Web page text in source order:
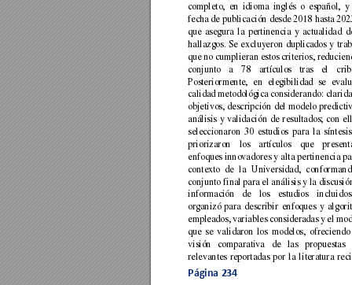
Página 234
completo,
en idioma inglés o español, y
fecha de publicación desde 2018 hasta
que asegura la pertinencia y actualidad
hallazgos. Se excluyeron duplicados y tr
que no cumplieran estos criterios,
conjunto
a 78 artículos tras el
Posteriormente,
en elegibilidad se
calidad metodológica considerando:
objetivos, descripción del modelo
análisis y validación de resultados; con
seleccionaron 30 estudios para la sínt
priorizaron
los artículos que
enfoques innovadores y alta pertinencia
contexto
de la Universidad,
conjunto final para el análisis y la
información
de los estudios
organizó para describir enfoques y
empleados, variables consideradas y el
que se validaron los modelos, ofreciendo
visión
comparativa de las
propuestas
relevantes reportadas por la literatura